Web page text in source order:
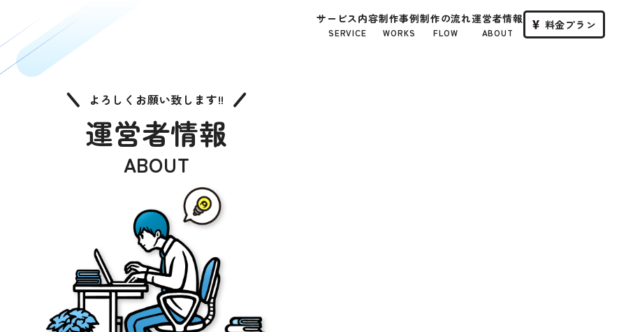
サービス内容
SERVICE
制作事例
WORKS
制作の流れ
FLOW
運営者情報
ABOUT
料金プラン
よろしくお願い致します!!
運営者情報
ABOUT